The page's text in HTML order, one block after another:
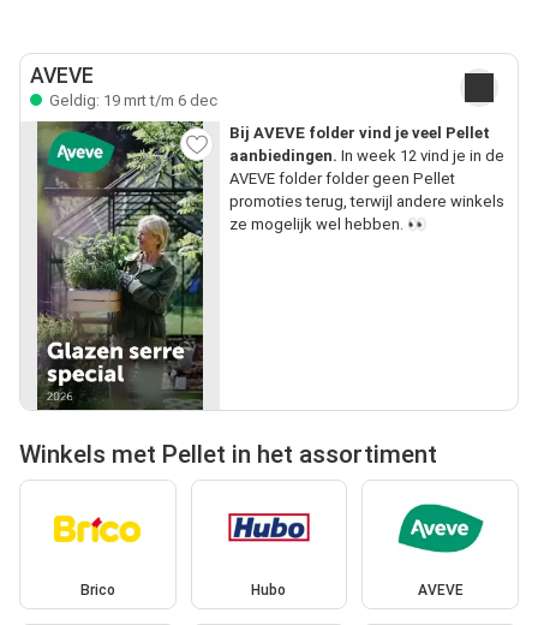
AVEVE
Geldig: 19 mrt t/m 6 dec
Bij AVEVE folder vind je veel Pellet
aanbiedingen. In week 12 vind je in de
AVEVE folder folder geen Pellet
promoties terug, terwijl andere winkels
ze mogelijk wel hebben. 👀
Winkels met Pellet in het assortiment
Brico Hubo AVEVE